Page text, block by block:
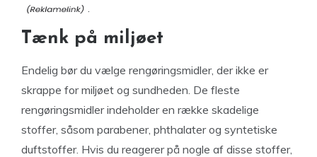
.
Tænk på miljøet
Endelig bør du vælge rengøringsmidler, der ikke er
skrappe for miljøet og sundheden. De fleste
rengøringsmidler indeholder en række skadelige
stoffer, såsom parabener, phthalater og syntetiske
duftstoffer. Hvis du reagerer på nogle af disse stoffer,